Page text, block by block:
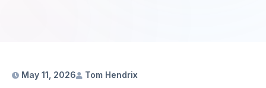
May 11, 2026 Tom Hendrix